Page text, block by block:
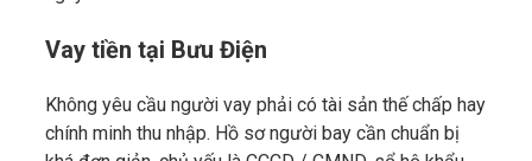
Vay tiền tại Bưu Điện
Không yêu cầu người vay phải có tài sản thế chấp hay
chính minh thu nhập. Hồ sơ người bay cần chuẩn bị